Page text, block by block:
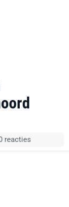
reacties